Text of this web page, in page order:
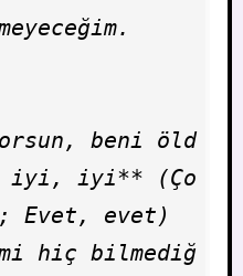
beni öld
iyi, iyi** (Ço
evet)
hiç bilmediğ